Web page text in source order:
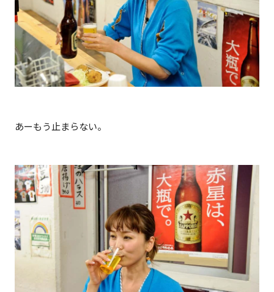
あーもう止まらない。